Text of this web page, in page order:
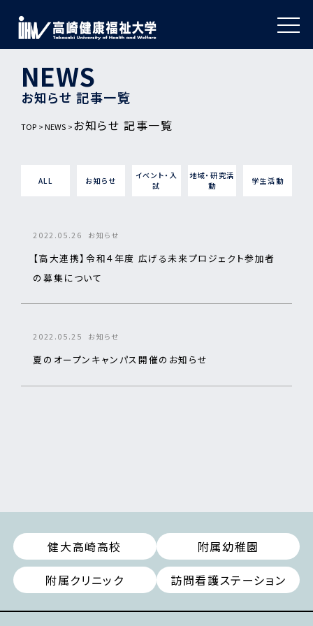
NEWS
お知らせ 記事一覧
TOP NEWS お知らせ 記事一覧
ALL お知らせ
イベント・入
試
地域・研究活
動
学生活動
2022.05.26 お知らせ
【高大連携】令和４年度 広げる未来プロジェクト参加者
の募集について
2022.05.25 お知らせ
夏のオープンキャンパス開催のお知らせ
健大高崎高校
附属幼稚園
附属クリニック
訪問看護ステーション